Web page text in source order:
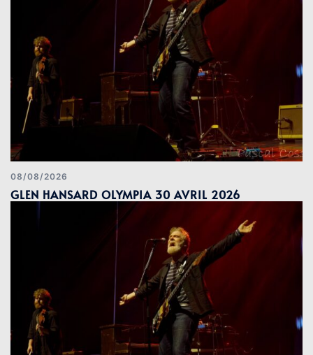
08/08/2026
GLEN HANSARD OLYMPIA 30 AVRIL 2026